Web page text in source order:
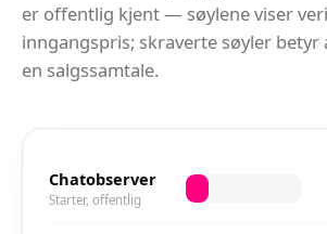
er offentlig kjent — søylene viser
inngangspris; skraverte søyler
en salgssamtale.
Chatobserver
Starter, offentlig